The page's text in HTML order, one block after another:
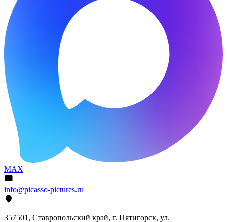
MAX
info@picasso-pictures.ru
357501, Ставропольский край, г. Пятигорск, ул.